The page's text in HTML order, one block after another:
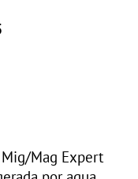
Mag Expert